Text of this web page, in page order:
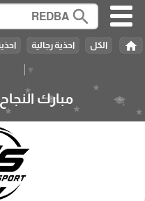
▼
search
home الكل احذية رجالية
مبارك